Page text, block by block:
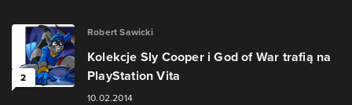
2
Robert Sawicki
Kolekcje Sly Cooper i God of War trafią na
PlayStation Vita
10.02.2014